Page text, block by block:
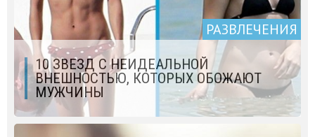
РАЗВЛЕЧЕНИЯ
10 ЗВЕЗД С НЕИДЕАЛЬНОЙ
ВНЕШНОСТЬЮ, КОТОРЫХ ОБОЖАЮТ
МУЖЧИНЫ